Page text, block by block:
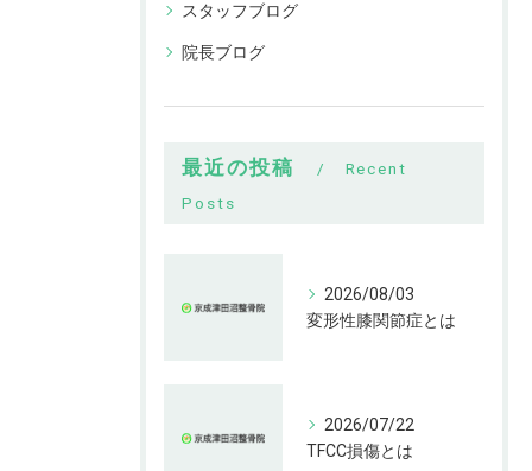
スタッフブログ
院長ブログ
最近の投稿
Recent
Posts
2026/08/03
変形性膝関節症とは
2026/07/22
TFCC損傷とは